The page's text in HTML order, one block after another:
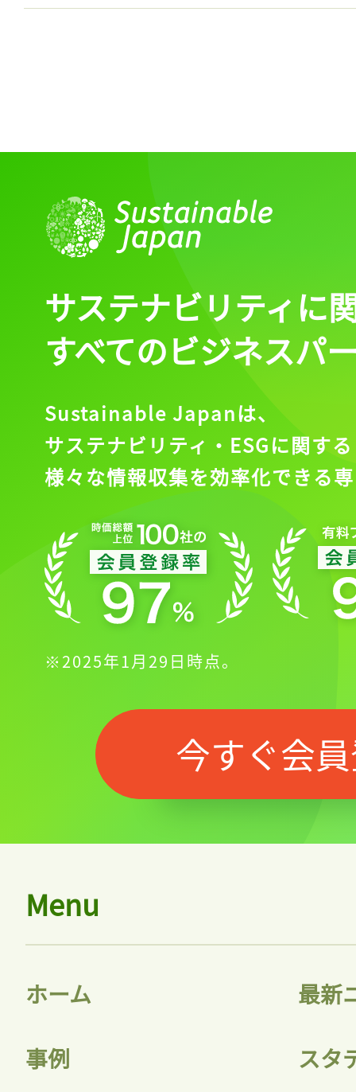
サステナビリティに
すべてのビジネスパ
Sustainable Japanは、
サステナビリティ・ESGに関する
様々な情報収集を効率化できる
※2025年1月29日時点。
今すぐ会
Menu
ホーム 最新
事例 スタ